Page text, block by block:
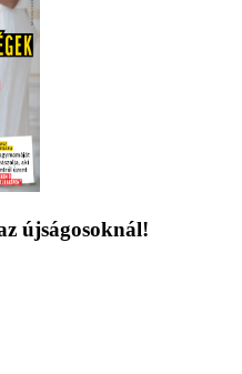
újságosoknál!